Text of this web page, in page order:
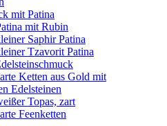
mit Patina
mit Rubin
Saphir Patina
Tzavorit Patina
Ketten aus Gold mit
Edelsteinen
Topas, zart
Feenketten